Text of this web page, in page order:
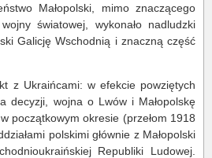
Małopolski, mimo znaczącego
światowej, wykonało nadludzki
Galicję Wschodnią i znaczną część
z Ukraińcami: w efekcie powziętych
decyzji, wojna o Lwów i Małopolskę
początkowym okresie (przełom 1918
polskimi głównie z Małopolski
Republiki Ludowej.